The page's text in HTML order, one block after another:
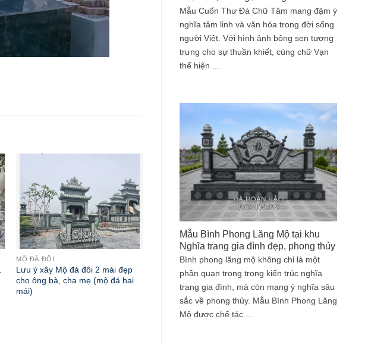
Mẫu Cuốn Thư Đá Chữ Tâm mang đậm ý
nghĩa tâm linh và văn hóa trong đời sống
người Việt. Với hình ảnh bông sen tượng
trưng cho sự thuần khiết, cùng chữ Vạn
thể hiện ...
Mẫu Bình Phong Lăng Mộ tại khu
Nghĩa trang gia đình đẹp, phong thủy
Bình phong lăng mộ không chỉ là một
phần quan trọng trong kiến trúc nghĩa
trang gia đình, mà còn mang ý nghĩa sâu
sắc về phong thủy. Mẫu Bình Phong Lăng
Mộ được chế tác ...
MỘ ĐÁ ĐÔI
Lưu ý xây Mộ đá đôi 2 mái đẹp
cho ông bà, cha mẹ (mộ đá hai
mái)